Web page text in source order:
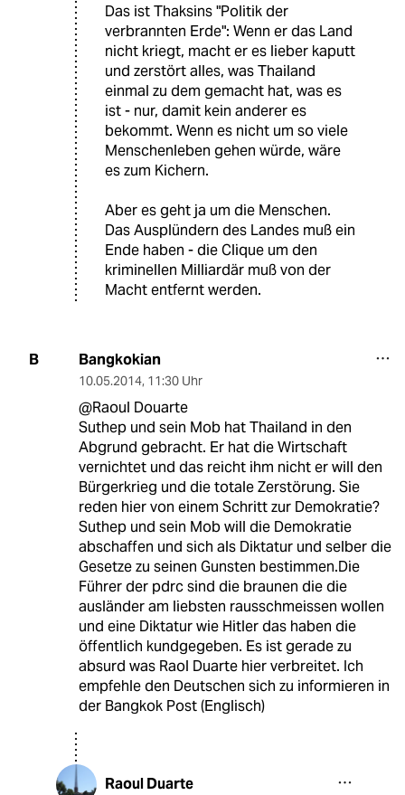
Das ist Thaksins "Politik der
verbrannten Erde": Wenn er das Land
nicht kriegt, macht er es lieber kaputt
und zerstört alles, was Thailand
einmal zu dem gemacht hat, was es
ist - nur, damit kein anderer es
bekommt. Wenn es nicht um so viele
Menschenleben gehen würde, wäre
es zum Kichern.
Aber es geht ja um die Menschen.
Das Ausplündern des Landes muß ein
Ende haben - die Clique um den
kriminellen Milliardär muß von der
Macht entfernt werden.
B Bangkokian
10.05.2014, 11:30 Uhr
@Raoul Douarte
Suthep und sein Mob hat Thailand in den
Abgrund gebracht. Er hat die Wirtschaft
vernichtet und das reicht ihm nicht er will den
Bürgerkrieg und die totale Zerstörung. Sie
reden hier von einem Schritt zur Demokratie?
Suthep und sein Mob will die Demokratie
abschaffen und sich als Diktatur und selber die
Gesetze zu seinen Gunsten bestimmen.Die
Führer der pdrc sind die braunen die die
ausländer am liebsten rausschmeissen wollen
und eine Diktatur wie Hitler das haben die
öffentlich kundgegeben. Es ist gerade zu
absurd was Raol Duarte hier verbreitet. Ich
empfehle den Deutschen sich zu informieren in
der Bangkok Post (Englisch)
Raoul Duarte